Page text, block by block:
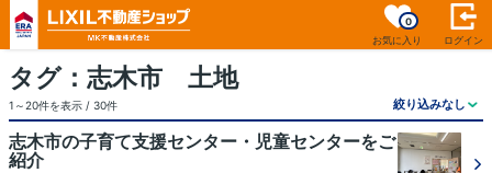
お気に入り
0
ログイン
タグ：志木市 土地
1～20件を表示 / 30件
志木市の子育て支援センター・児童センターをご
紹介